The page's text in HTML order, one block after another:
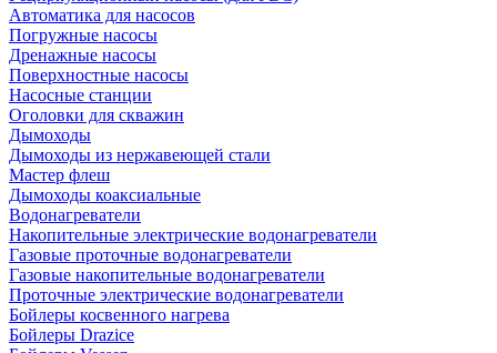
Автоматика для насосов
Погружные насосы
Дренажные насосы
Поверхностные насосы
Насосные станции
Оголовки для скважин
Дымоходы
Дымоходы из нержавеющей стали
Мастер флеш
Дымоходы коаксиальные
Водонагреватели
Накопительные электрические водонагреватели
Газовые проточные водонагреватели
Газовые накопительные водонагреватели
Проточные электрические водонагреватели
Бойлеры косвенного нагрева
Бойлеры Drazice